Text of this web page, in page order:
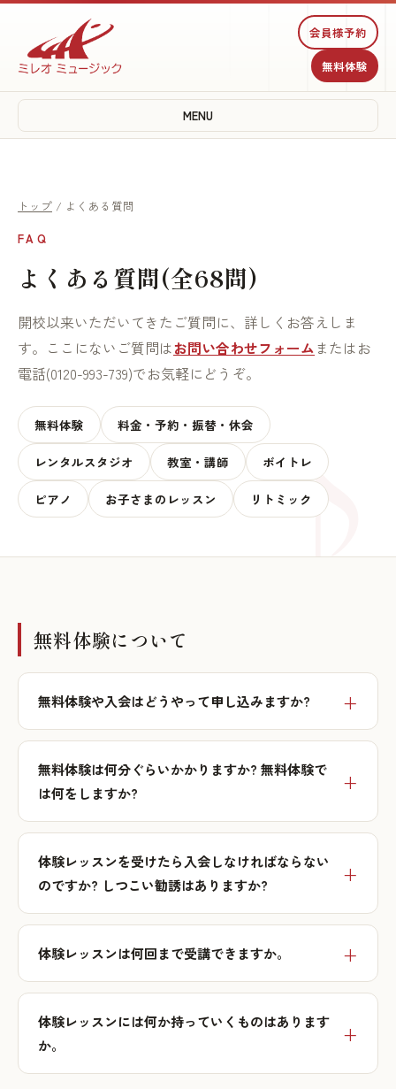
会員様予約
無料体験
MENU
トップ / よくある質問
FAQ
よくある質問(全68問)
開校以来いただいてきたご質問に、詳しくお答えしま
す。ここにないご質問はお問い合わせフォームまたはお
電話(0120-993-739)でお気軽にどうぞ。
無料体験 料金・予約・振替・休会
レンタルスタジオ 教室・講師 ボイトレ
ピアノ お子さまのレッスン リトミック
無料体験について
無料体験や入会はどうやって申し込みますか?
無料体験は何分ぐらいかかりますか? 無料体験で
は何をしますか?
体験レッスンを受けたら入会しなければならない
のですか? しつこい勧誘はありますか?
体験レッスンは何回まで受講できますか。
体験レッスンには何か持っていくものはあります
か。